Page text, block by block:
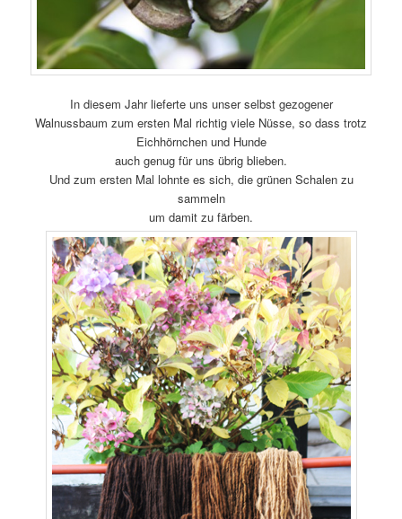
In diesem Jahr lieferte uns unser selbst gezogener
Walnussbaum zum ersten Mal richtig viele Nüsse, so dass trotz
Eichhörnchen und Hunde
auch genug für uns übrig blieben.
Und zum ersten Mal lohnte es sich, die grünen Schalen zu
sammeln
um damit zu färben.